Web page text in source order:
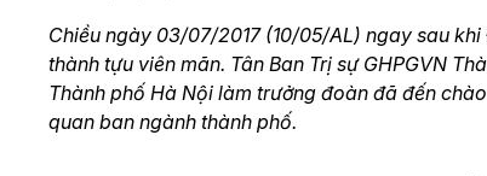
Chiều ngày 03/07/2017 (10/05/AL) ngay sau
thành tựu viên mãn. Tân Ban Trị sự GHPGVN
Thành phố Hà Nội làm trưởng đoàn đã đến
quan ban ngành thành phố.